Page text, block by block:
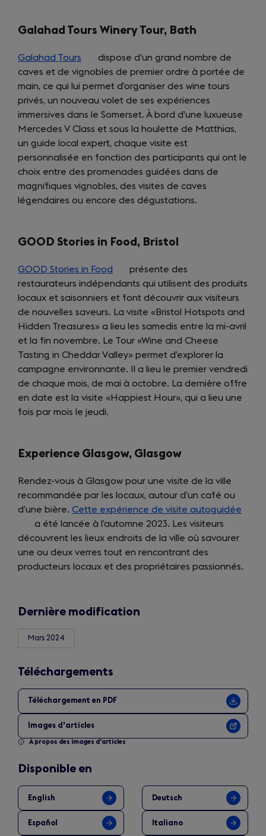
Galahad Tours Winery Tour, Bath
Galahad Tours (opens
in
a
new
tab)
dispose d’un grand nombre de
caves et de vignobles de premier ordre à portée de
main, ce qui lui permet d’organiser des wine tours
privés, un nouveau volet de ses expériences
immersives dans le Somerset. À bord d’une luxueuse
Mercedes V Class et sous la houlette de Matthias,
un guide local expert, chaque visite est
personnalisée en fonction des participants qui ont le
choix entre des promenades guidées dans de
magnifiques vignobles, des visites de caves
légendaires ou encore des dégustations.
GOOD Stories in Food, Bristol
GOOD Stories in Food (opens
in
a
new
tab)
présente des
restaurateurs indépendants qui utilisent des produits
locaux et saisonniers et font découvrir aux visiteurs
de nouvelles saveurs. La visite «Bristol Hotspots and
Hidden Treasures» a lieu les samedis entre la mi-avril
et la fin novembre. Le Tour «Wine and Cheese
Tasting in Cheddar Valley» permet d’explorer la
campagne environnante. Il a lieu le premier vendredi
de chaque mois, de mai à octobre. La dernière offre
en date est la visite «Happiest Hour», qui a lieu une
fois par mois le jeudi.
Experience Glasgow, Glasgow
Rendez-vous à Glasgow pour une visite de la ville
recommandée par les locaux, autour d’un café ou
d’une bière. Cette expérience de visite autoguidée
tab)
a été lancée à l’automne 2023. Les visiteurs
découvrent les lieux endroits de la ville où savourer
une ou deux verres tout en rencontrant des
producteurs locaux et des propriétaires passionnés.
Dernière modification
Mars 2024
Téléchargements
Téléchargement en PDF
Images d'articles
À propos des images d'articles
Disponible en
English Deutsch
Español Italiano